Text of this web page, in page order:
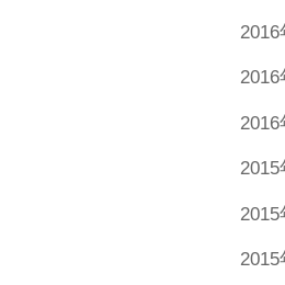
2016
2016
2016
2015
2015
2015